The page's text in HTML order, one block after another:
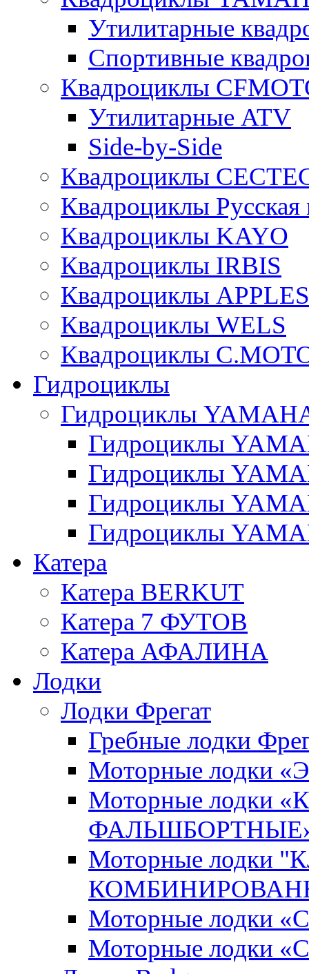
Утилитарные
Спортивные
Квадроциклы
Утилитарные ATV
Side-by-Side
Квадроциклы
Квадроциклы Русская
Квадроциклы KAYO
Квадроциклы IRBIS
Квадроциклы
Квадроциклы WELS
Квадроциклы
Гидроциклы
Гидроциклы
Гидроциклы
Гидроциклы
Гидроциклы
Гидроциклы
Катера
Катера BERKUT
Катера 7 ФУТОВ
Катера АФАЛИНА
Лодки
Лодки Фрегат
Гребные лодки
Моторные лодки
Моторные лодки
Моторные лодки
Моторные
Моторные лодки